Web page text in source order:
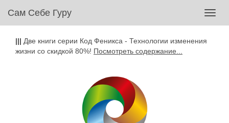
Сам Себе Гуру
||| Две книги серии Код Феникса - Технологии изменения
жизни со скидкой 80%! Посмотреть содержание...